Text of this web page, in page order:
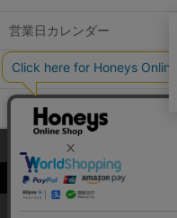
営業日カレンダー
店舗検索
GLOBAL GUIDE（海外から
©2009 HONEYS
当サイトでは、サイトの利
用しています。詳しくは「